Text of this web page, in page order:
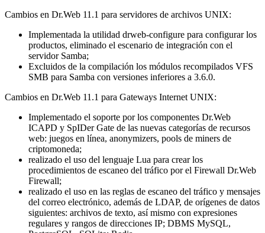
Cambios en Dr.Web 11.1 para servidores de archivos UNIX:
Implementada la utilidad drweb-configure para configurar los
productos, eliminado el escenario de integración con el
servidor Samba;
Excluidos de la compilación los módulos recompilados VFS
SMB para Samba con versiones inferiores a 3.6.0.
Cambios en Dr.Web 11.1 para Gateways Internet UNIX:
Implementado el soporte por los componentes Dr.Web
ICAPD y SpIDer Gate de las nuevas categorías de recursos
web: juegos en línea, anonymizers, pools de miners de
criptomoneda;
realizado el uso del lenguaje Lua para crear los
procedimientos de escaneo del tráfico por el Firewall Dr.Web
Firewall;
realizado el uso en las reglas de escaneo del tráfico y mensajes
del correo electrónico, además de LDAP, de orígenes de datos
siguientes: archivos de texto, así mismo con expresiones
regulares y rangos de direcciones IP; DBMS MySQL,